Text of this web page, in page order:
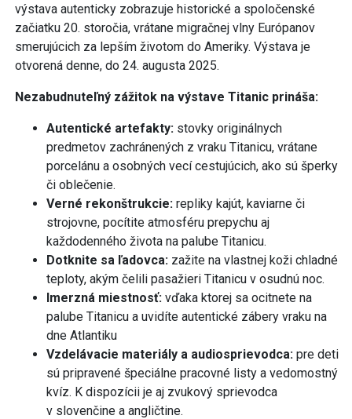
výstava autenticky zobrazuje historické a spoločenské
začiatku 20. storočia, vrátane migračnej vlny Európanov
smerujúcich za lepším životom do Ameriky. Výstava je
otvorená denne, do 24. augusta 2025.
Nezabudnuteľný zážitok na výstave Titanic prináša:
Autentické artefakty: stovky originálnych
predmetov zachránených z vraku Titanicu, vrátane
porcelánu a osobných vecí cestujúcich, ako sú šperky
či oblečenie. ​
Verné rekonštrukcie: repliky kajút, kaviarne či
strojovne, pocítite atmosféru prepychu aj
každodenného života na palube Titanicu. ​
Dotknite sa ľadovca: zažite na vlastnej koži chladné
teploty, akým čelili pasažieri Titanicu v osudnú noc.
Imerzná miestnosť: vďaka ktorej sa ocitnete na
palube Titanicu a uvidíte autentické zábery vraku na
dne Atlantiku
Vzdelávacie materiály a audiosprievodca: pre deti
sú pripravené špeciálne pracovné listy a vedomostný
kvíz. K dispozícii je aj zvukový sprievodca
v slovenčine a angličtine.